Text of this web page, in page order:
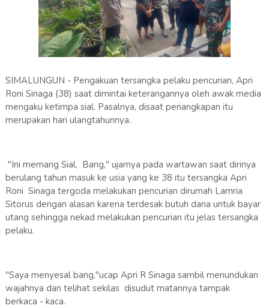
SIMALUNGUN - Pengakuan tersangka pelaku pencurian, Apri
Roni Sinaga (38) saat dimintai keterangannya oleh awak media
mengaku ketimpa sial. Pasalnya, disaat penangkapan itu
merupakan hari ulangtahunnya.
"Ini memang Sial, Bang," ujarnya pada wartawan saat dirinya
berulang tahun masuk ke usia yang ke 38 itu tersangka Apri
Roni Sinaga tergoda melakukan pencurian dirumah Lamria
Sitorus dengan alasan karena terdesak butuh dana untuk bayar
utang sehingga nekad melakukan pencurian itu jelas tersangka
pelaku.
"Saya menyesal bang,"ucap Apri R Sinaga sambil menundukan
wajahnya dan telihat sekilas disudut matannya tampak
berkaca - kaca.